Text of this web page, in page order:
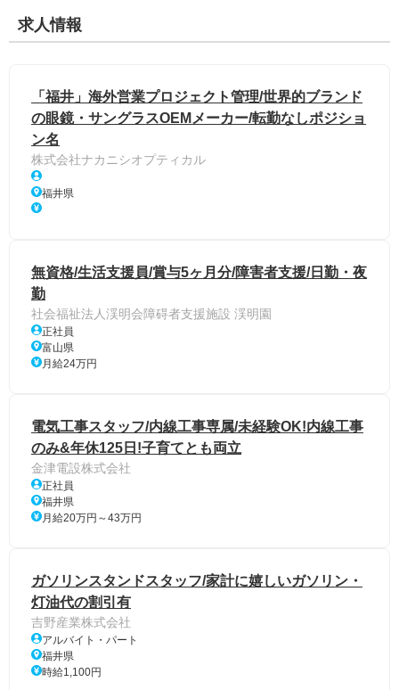
求人情報
「福井」海外営業プロジェクト管理/世界的ブランド
の眼鏡・サングラスOEMメーカー/転勤なしポジショ
ン名
株式会社ナカニシオプティカル
福井県
無資格/生活支援員/賞与5ヶ月分/障害者支援/日勤・夜
勤
社会福祉法人渓明会障碍者支援施設 渓明園
正社員
富山県
月給24万円
電気工事スタッフ/内線工事専属/未経験OK!内線工事
のみ&年休125日!子育てとも両立
金津電設株式会社
正社員
福井県
月給20万円～43万円
ガソリンスタンドスタッフ/家計に嬉しいガソリン・
灯油代の割引有
吉野産業株式会社
アルバイト・パート
福井県
時給1,100円